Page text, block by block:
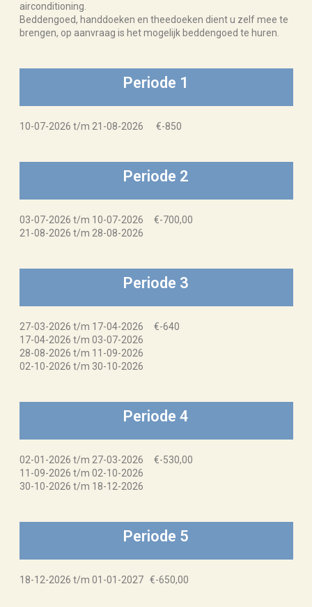
airconditioning.
Beddengoed, handdoeken en theedoeken dient u zelf mee te
brengen, op aanvraag is het mogelijk beddengoed te huren.
Periode 1
10-07-2026 t/m 21-08-2026 €-850
Periode 2
03-07-2026 t/m 10-07-2026 €-700,00
21-08-2026 t/m 28-08-2026
Periode 3
27-03-2026 t/m 17-04-2026 €-640
17-04-2026 t/m 03-07-2026
28-08-2026 t/m 11-09-2026
02-10-2026 t/m 30-10-2026
Periode 4
02-01-2026 t/m 27-03-2026 €-530,00
11-09-2026 t/m 02-10-2026
30-10-2026 t/m 18-12-2026
Periode 5
18-12-2026 t/m 01-01-2027 €-650,00